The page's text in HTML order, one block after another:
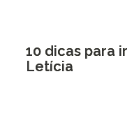
10 dicas para
Letícia